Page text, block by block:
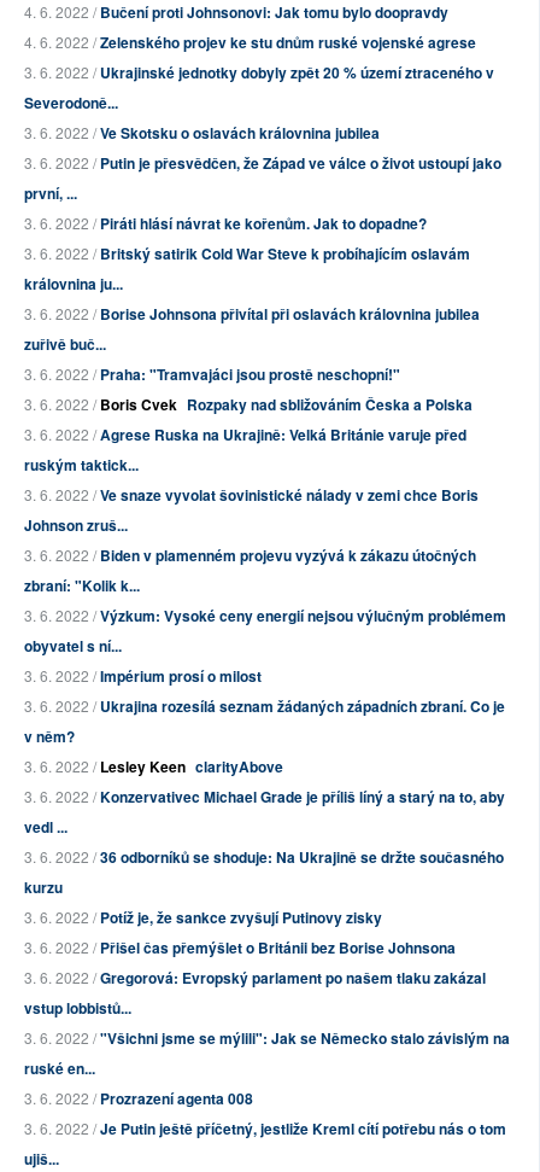
4. 6. 2022 /Bučení proti Johnsonovi: Jak tomu bylo doopravdy
4. 6. 2022 /Zelenského projev ke stu dnům ruské vojenské agrese
3. 6. 2022 /Ukrajinské jednotky dobyly zpět 20 % území ztraceného v
Severodoně...
3. 6. 2022 /Ve Skotsku o oslavách královnina jubilea
3. 6. 2022 /Putin je přesvědčen, že Západ ve válce o život ustoupí jako
první, ...
3. 6. 2022 /Piráti hlásí návrat ke kořenům. Jak to dopadne?
3. 6. 2022 /Britský satirik Cold War Steve k probíhajícím oslavám
královnina ju...
3. 6. 2022 /Borise Johnsona přivítal při oslavách královnina jubilea
zuřivě buč...
3. 6. 2022 /Praha: "Tramvajáci jsou prostě neschopní!"
3. 6. 2022 /Boris Cvek Rozpaky nad sbližováním Česka a Polska
3. 6. 2022 /Agrese Ruska na Ukrajině: Velká Británie varuje před
ruským taktick...
3. 6. 2022 /Ve snaze vyvolat šovinistické nálady v zemi chce Boris
Johnson zruš...
3. 6. 2022 /Biden v plamenném projevu vyzývá k zákazu útočných
zbraní: "Kolik k...
3. 6. 2022 /Výzkum: Vysoké ceny energií nejsou výlučným problémem
obyvatel s ní...
3. 6. 2022 /Impérium prosí o milost
3. 6. 2022 /Ukrajina rozesílá seznam žádaných západních zbraní. Co je
v něm?
3. 6. 2022 /Lesley Keen clarityAbove
3. 6. 2022 /Konzervativec Michael Grade je příliš líný a starý na to, aby
vedl ...
3. 6. 2022 /36 odborníků se shoduje: Na Ukrajině se držte současného
kurzu
3. 6. 2022 /Potíž je, že sankce zvyšují Putinovy zisky
3. 6. 2022 /Přišel čas přemýšlet o Británii bez Borise Johnsona
3. 6. 2022 /Gregorová: Evropský parlament po našem tlaku zakázal
vstup lobbistů...
3. 6. 2022 /"Všichni jsme se mýlili": Jak se Německo stalo závislým na
ruské en...
3. 6. 2022 /Prozrazení agenta 008
3. 6. 2022 /Je Putin ještě příčetný, jestliže Kreml cítí potřebu nás o tom
ujiš...